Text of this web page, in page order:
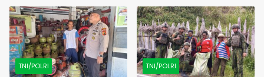
Menguat
Karung
TNI/POLRI TNI/POLRI